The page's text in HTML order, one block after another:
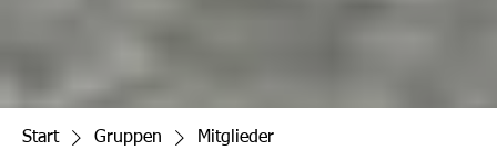
Start Gruppen Mitglieder